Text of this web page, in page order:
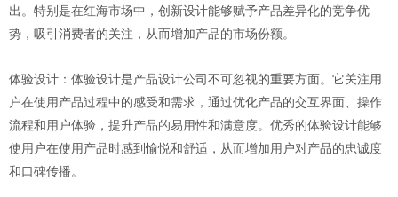
出。特别是在红海市场中，创新设计能够赋予产品差异化的竞争优
势，吸引消费者的关注，从而增加产品的市场份额。
体验设计：体验设计是产品设计公司不可忽视的重要方面。它关注用
户在使用产品过程中的感受和需求，通过优化产品的交互界面、操作
流程和用户体验，提升产品的易用性和满意度。优秀的体验设计能够
使用户在使用产品时感到愉悦和舒适，从而增加用户对产品的忠诚度
和口碑传播。